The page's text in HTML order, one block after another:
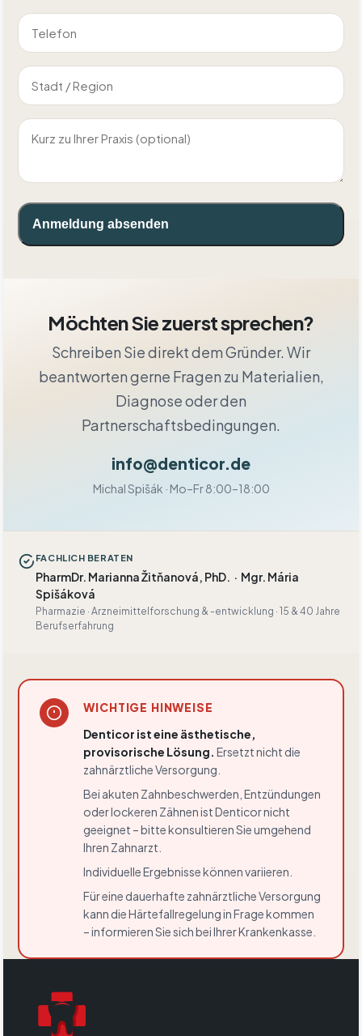
Anmeldung absenden
Möchten Sie zuerst sprechen?
Schreiben Sie direkt dem Gründer. Wir
beantworten gerne Fragen zu Materialien,
Diagnose oder den
Partnerschaftsbedingungen.
info@denticor.de
Michal Spišák · Mo–Fr 8:00–18:00
FACHLICH BERATEN
PharmDr. Marianna Žitňanová, PhD. · Mgr. Mária
Spišáková
Pharmazie · Arzneimittelforschung & -entwicklung · 15 & 40 Jahre
Berufserfahrung
WICHTIGE HINWEISE
Denticor ist eine ästhetische,
provisorische Lösung. Ersetzt nicht die
zahnärztliche Versorgung.
Bei akuten Zahnbeschwerden, Entzündungen
oder lockeren Zähnen ist Denticor nicht
geeignet – bitte konsultieren Sie umgehend
Ihren Zahnarzt.
Individuelle Ergebnisse können variieren.
Für eine dauerhafte zahnärztliche Versorgung
kann die Härtefallregelung in Frage kommen
– informieren Sie sich bei Ihrer Krankenkasse.